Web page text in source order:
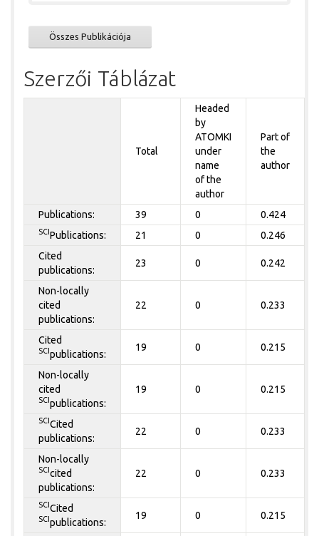
Összes Publikációja
Szerzői Táblázat
Total
Headed
by
ATOMKI
under
name
of the
author
Part of
the
author
Publications: 39 0 0.424
SCI Publications: 21 0 0.246
Cited
publications:
23 0 0.242
Non-locally
cited
publications:
22 0 0.233
Cited
SCI publications:
19 0 0.215
Non-locally
cited
SCI publications:
19 0 0.215
SCI Cited
publications:
22 0 0.233
Non-locally
SCI cited
publications:
22 0 0.233
SCI Cited
SCI publications:
19 0 0.215